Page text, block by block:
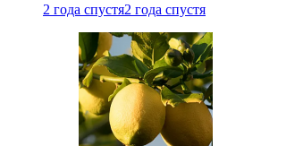
2 года спустя2 года спустя